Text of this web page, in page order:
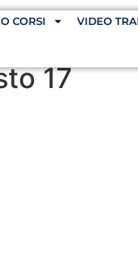
CORSI VIDEO
17